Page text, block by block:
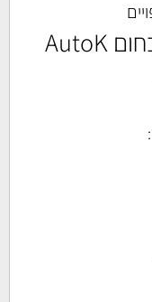
ספריי צבע כחול עמיד בחום AutoK